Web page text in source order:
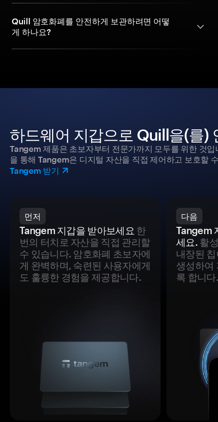
Quill 암호화폐를 안전하게 보관하려면 어떻
게 하나요?
하드웨어 지갑으로 Quill을(를)
Tangem 제품은 초보자부터 전문가까지 모두를 위한 것
을 통해 Tangem은 디지털 자산을 직접 제어하고 보호할
Tangem 받기
먼저
Tangem 지갑을 받아보세요 한
번의 터치로 자산을 직접 관리할
수 있습니다. 암호화폐 초보자에
게 완벽하며, 숙련된 사용자에게
도 훌륭한 경험을 제공합니다.
다음
Tangem
세요.활
내장된
생성하여
록 합니다.